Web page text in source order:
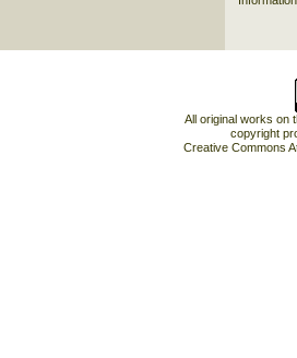
All original works on
copyright
Creative Commons